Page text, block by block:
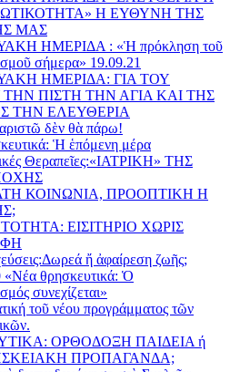
Η ΕΥΘΥΝΗ ΤΗΣ
ΜΑΣ
ΗΜΕΡΙΔΑ : «Ἡ πρόκληση τοῦ
σήμερα» 19.09.21
ΗΜΕΡΙΔΑ: ΓΙΑ ΤΟΥ
ΤΗΝ ΠΙΣΤΗ ΤΗΝ ΑΓΙΑ ΚΑΙ ΤΗΣ
ΤΗΝ ΕΛΕΥΘΕΡΙΑ
δὲν θὰ πάρω!
Ἡ ἑπόμενη μέρα
Θεραπεῖες:«ΙΑΤΡΙΚΗ» ΤΗΣ
ΚΟΙΝΩΝΙΑ, ΠΡΟΟΠΤΙΚΗ Η
ΕΙΣΙΤΗΡΙΟ ΧΩΡΙΣ
Δωρεά ἤ ἀφαίρεση ζωῆς;
θρησκευτικά: Ὁ
συνεχίζεται»
τοῦ νέου προγράμματος τῶν
ΟΡΘΟΔΟΞΗ ΠΑΙΔΕΙΑ ή
ΠΡΟΠΑΓΑΝΔΑ;